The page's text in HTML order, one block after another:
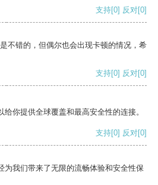
支持[0] 反对[0]
不错的，但偶尔也会出现卡顿的情况，希
支持[0] 反对[0]
你提供全球覆盖和最高安全性的连接。
支持[0] 反对[0]
为我们带来了无限的流畅体验和安全性保